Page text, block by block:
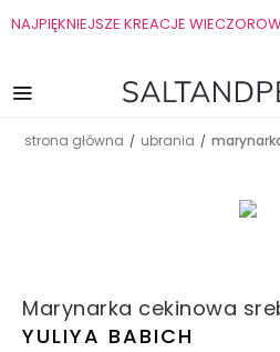
NAJPIĘKNIEJSZE KREACJE
strona główna / ubrania /
Marynarka cekinowa
YULIYA BABICH